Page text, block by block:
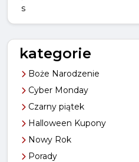
kategorie
Boże Narodzenie
Cyber Monday
Czarny piątek
Halloween Kupony
Nowy Rok
Porady